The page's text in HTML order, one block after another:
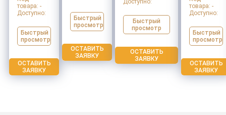
товара: -
Доступно:
Быстрый
просмотр
ОСТАВИТЬ
ЗАЯВКУ
Быстрый
просмотр
ОСТАВИТЬ
ЗАЯВКУ
Доступно:
Быстрый
просмотр
ОСТАВИТЬ
ЗАЯВКУ
товара: -
Доступно:
Быстрый
просмотр
ОСТАВИТЬ
ЗАЯВКУ